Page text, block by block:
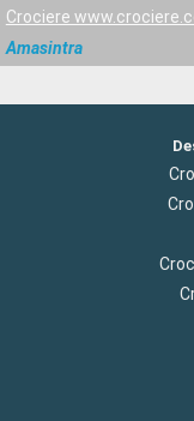
Crociere
Amasintra